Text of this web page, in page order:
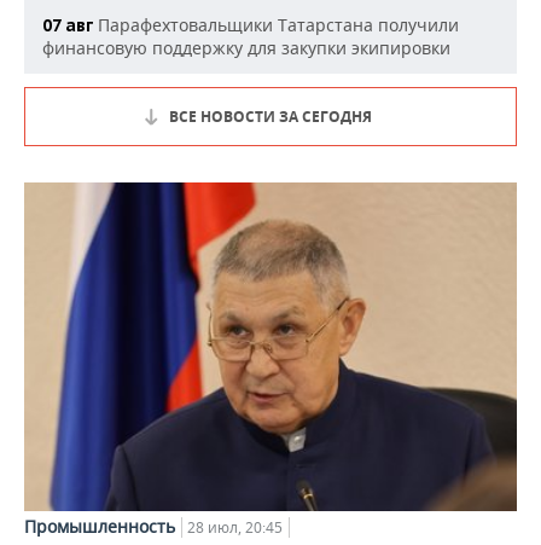
07 авг Парафехтовальщики Татарстана получили
финансовую поддержку для закупки экипировки
ВСЕ НОВОСТИ ЗА СЕГОДНЯ
Промышленность 28 июл, 20:45